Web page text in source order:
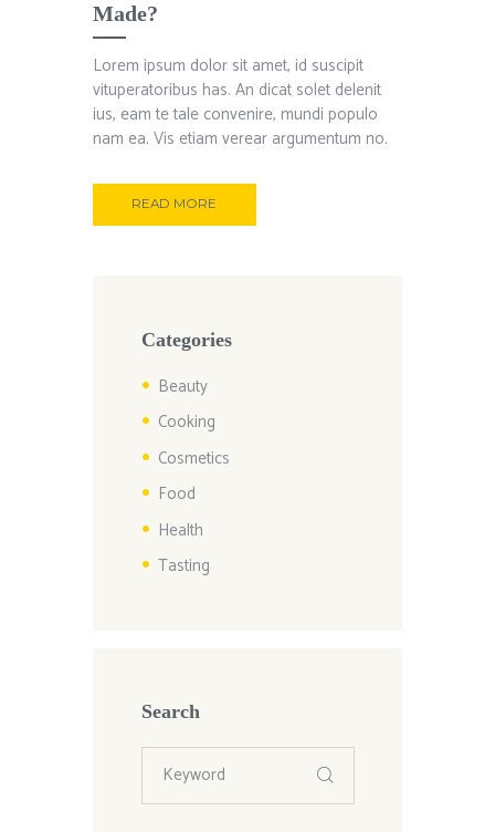
Made?
Lorem ipsum dolor sit amet, id suscipit
vituperatoribus has. An dicat solet delenit
ius, eam te tale convenire, mundi populo
nam ea. Vis etiam verear argumentum no.
READ MORE
Categories
Beauty
Cooking
Cosmetics
Food
Health
Tasting
Search